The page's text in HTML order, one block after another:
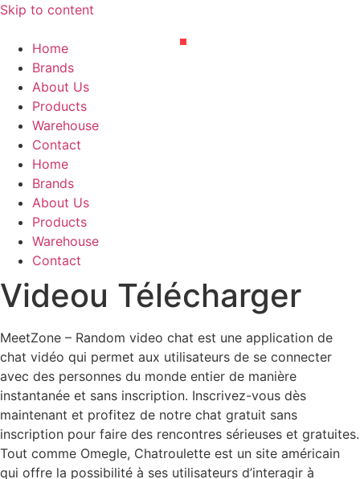
Skip to content
Home
Brands
About Us
Products
Warehouse
Contact
Home
Brands
About Us
Products
Warehouse
Contact
Videou Télécharger
MeetZone – Random video chat est une application de
chat vidéo qui permet aux utilisateurs de se connecter
avec des personnes du monde entier de manière
instantanée et sans inscription. Inscrivez-vous dès
maintenant et profitez de notre chat gratuit sans
inscription pour faire des rencontres sérieuses et gratuites.
Tout comme Omegle, Chatroulette est un site américain
qui offre la possibilité à ses utilisateurs d’interagir à